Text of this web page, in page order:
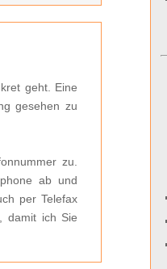
geht. Eine
gesehen zu
zu.
ab und
per Telefax
damit ich Sie